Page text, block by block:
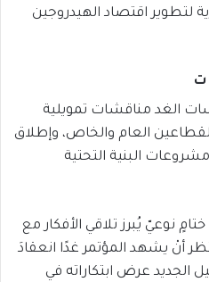
لتطوير اقتصاد الهيدروجين
الغد مناقشات تمويلية
العام والخاص، وإطلاق
البنية التحتية
نوعيّ يُبرز تلاقي الأفكار مع
أنْ يشهد المؤتمر غدًا انعقادَ
الجديد عرض ابتكاراته في